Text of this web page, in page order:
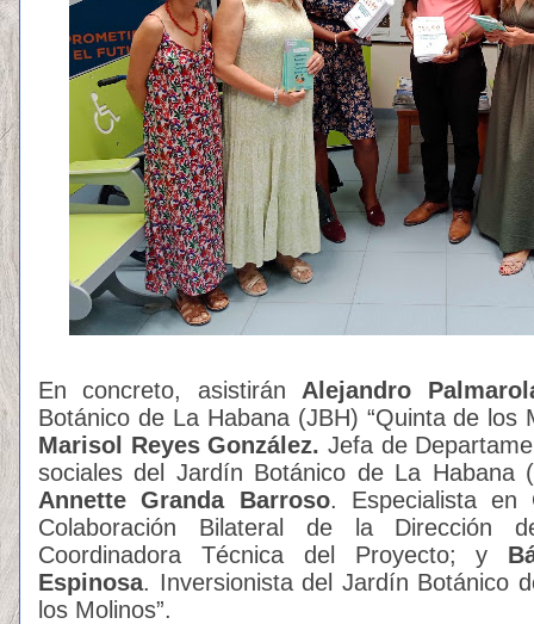
En concreto, asistirán Alejandro
Botánico de La Habana (JBH) “Quinta de los
Marisol Reyes González. Jefa de
sociales del Jardín Botánico de La Habana
Annette Granda Barroso. Especialista en
Colaboración Bilateral de la Dirección
Coordinadora Técnica del Proyecto; y
Espinosa. Inversionista del Jardín Botánico
los Molinos”.